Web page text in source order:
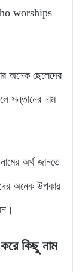
worships
অনেক ছেলেদের
সন্তানের নাম
অর্থ জানতে
অনেক উপকার
করে কিছু নাম